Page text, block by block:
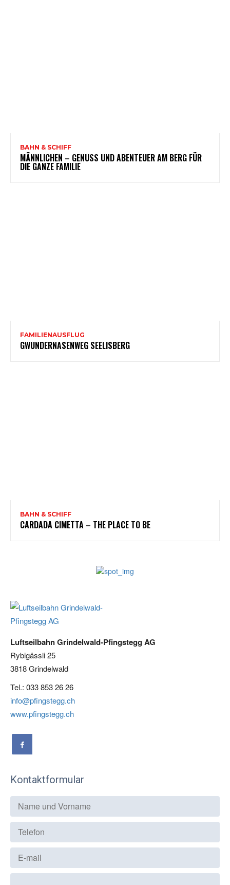
BAHN & SCHIFF
MÄNNLICHEN – GENUSS UND ABENTEUER AM BERG FÜR
DIE GANZE FAMILIE
FAMILIENAUSFLUG
GWUNDERNASENWEG SEELISBERG
BAHN & SCHIFF
CARDADA CIMETTA – THE PLACE TO BE
Luftseilbahn Grindelwald-Pfingstegg AG
Rybigässli 25
3818 Grindelwald
Tel.: 033 853 26 26
info@pfingstegg.ch
www.pfingstegg.ch
Kontaktformular